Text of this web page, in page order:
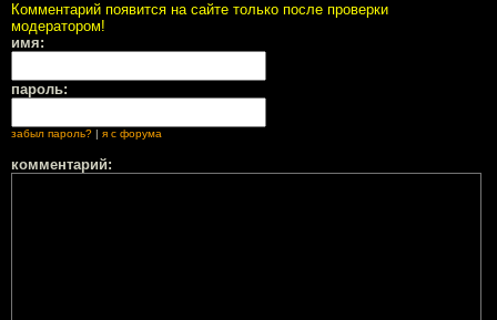
Комментарий появится на сайте только после проверки
модератором!
имя:
пароль:
забыл пароль? я с форума
комментарий: